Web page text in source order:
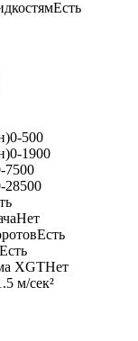
Есть
0-500
0-1900
7500
28500
Нет
Есть
Есть
XGTНет
м/сек²